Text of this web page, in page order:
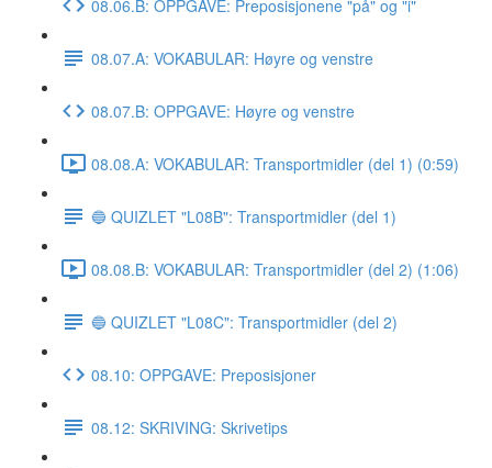
08.06.B: OPPGAVE: Preposisjonene "på" og "i"
08.07.A: VOKABULAR: Høyre og venstre
08.07.B: OPPGAVE: Høyre og venstre
08.08.A: VOKABULAR: Transportmidler (del 1) (0:59)
🔵 QUIZLET "L08B": Transportmidler (del 1)
08.08.B: VOKABULAR: Transportmidler (del 2) (1:06)
🔵 QUIZLET "L08C": Transportmidler (del 2)
08.10: OPPGAVE: Preposisjoner
08.12: SKRIVING: Skrivetips